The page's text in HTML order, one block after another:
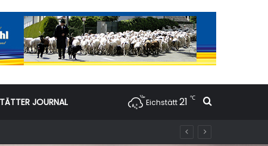
JOURNAL Eichstätt21 ℃ Suchen